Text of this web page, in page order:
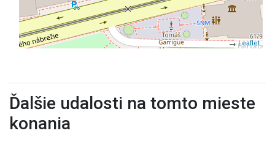
Leaflet
Ďalšie udalosti na tomto mieste
konania